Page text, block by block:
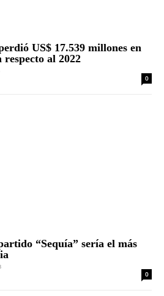
US$ 17.539 millones en
respecto al 2022
0
“Sequía” sería el más
0